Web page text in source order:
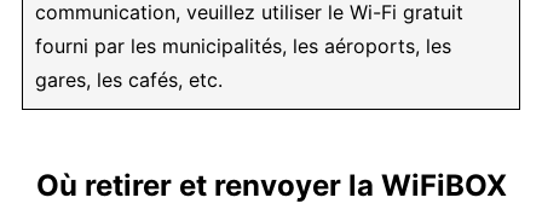
communication, veuillez utiliser le Wi-Fi gratuit
fourni par les municipalités, les aéroports, les
gares, les cafés, etc.
Où retirer et renvoyer la WiFiBOX